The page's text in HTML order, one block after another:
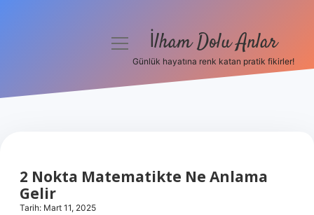
Hakkımızda
menüyü İlham Dolu Anlar
Günlük hayatına renk katan pratik fikirler!
2 Nokta Matematikte Ne Anlama
Gelir
Tarih: Mart 11, 2025